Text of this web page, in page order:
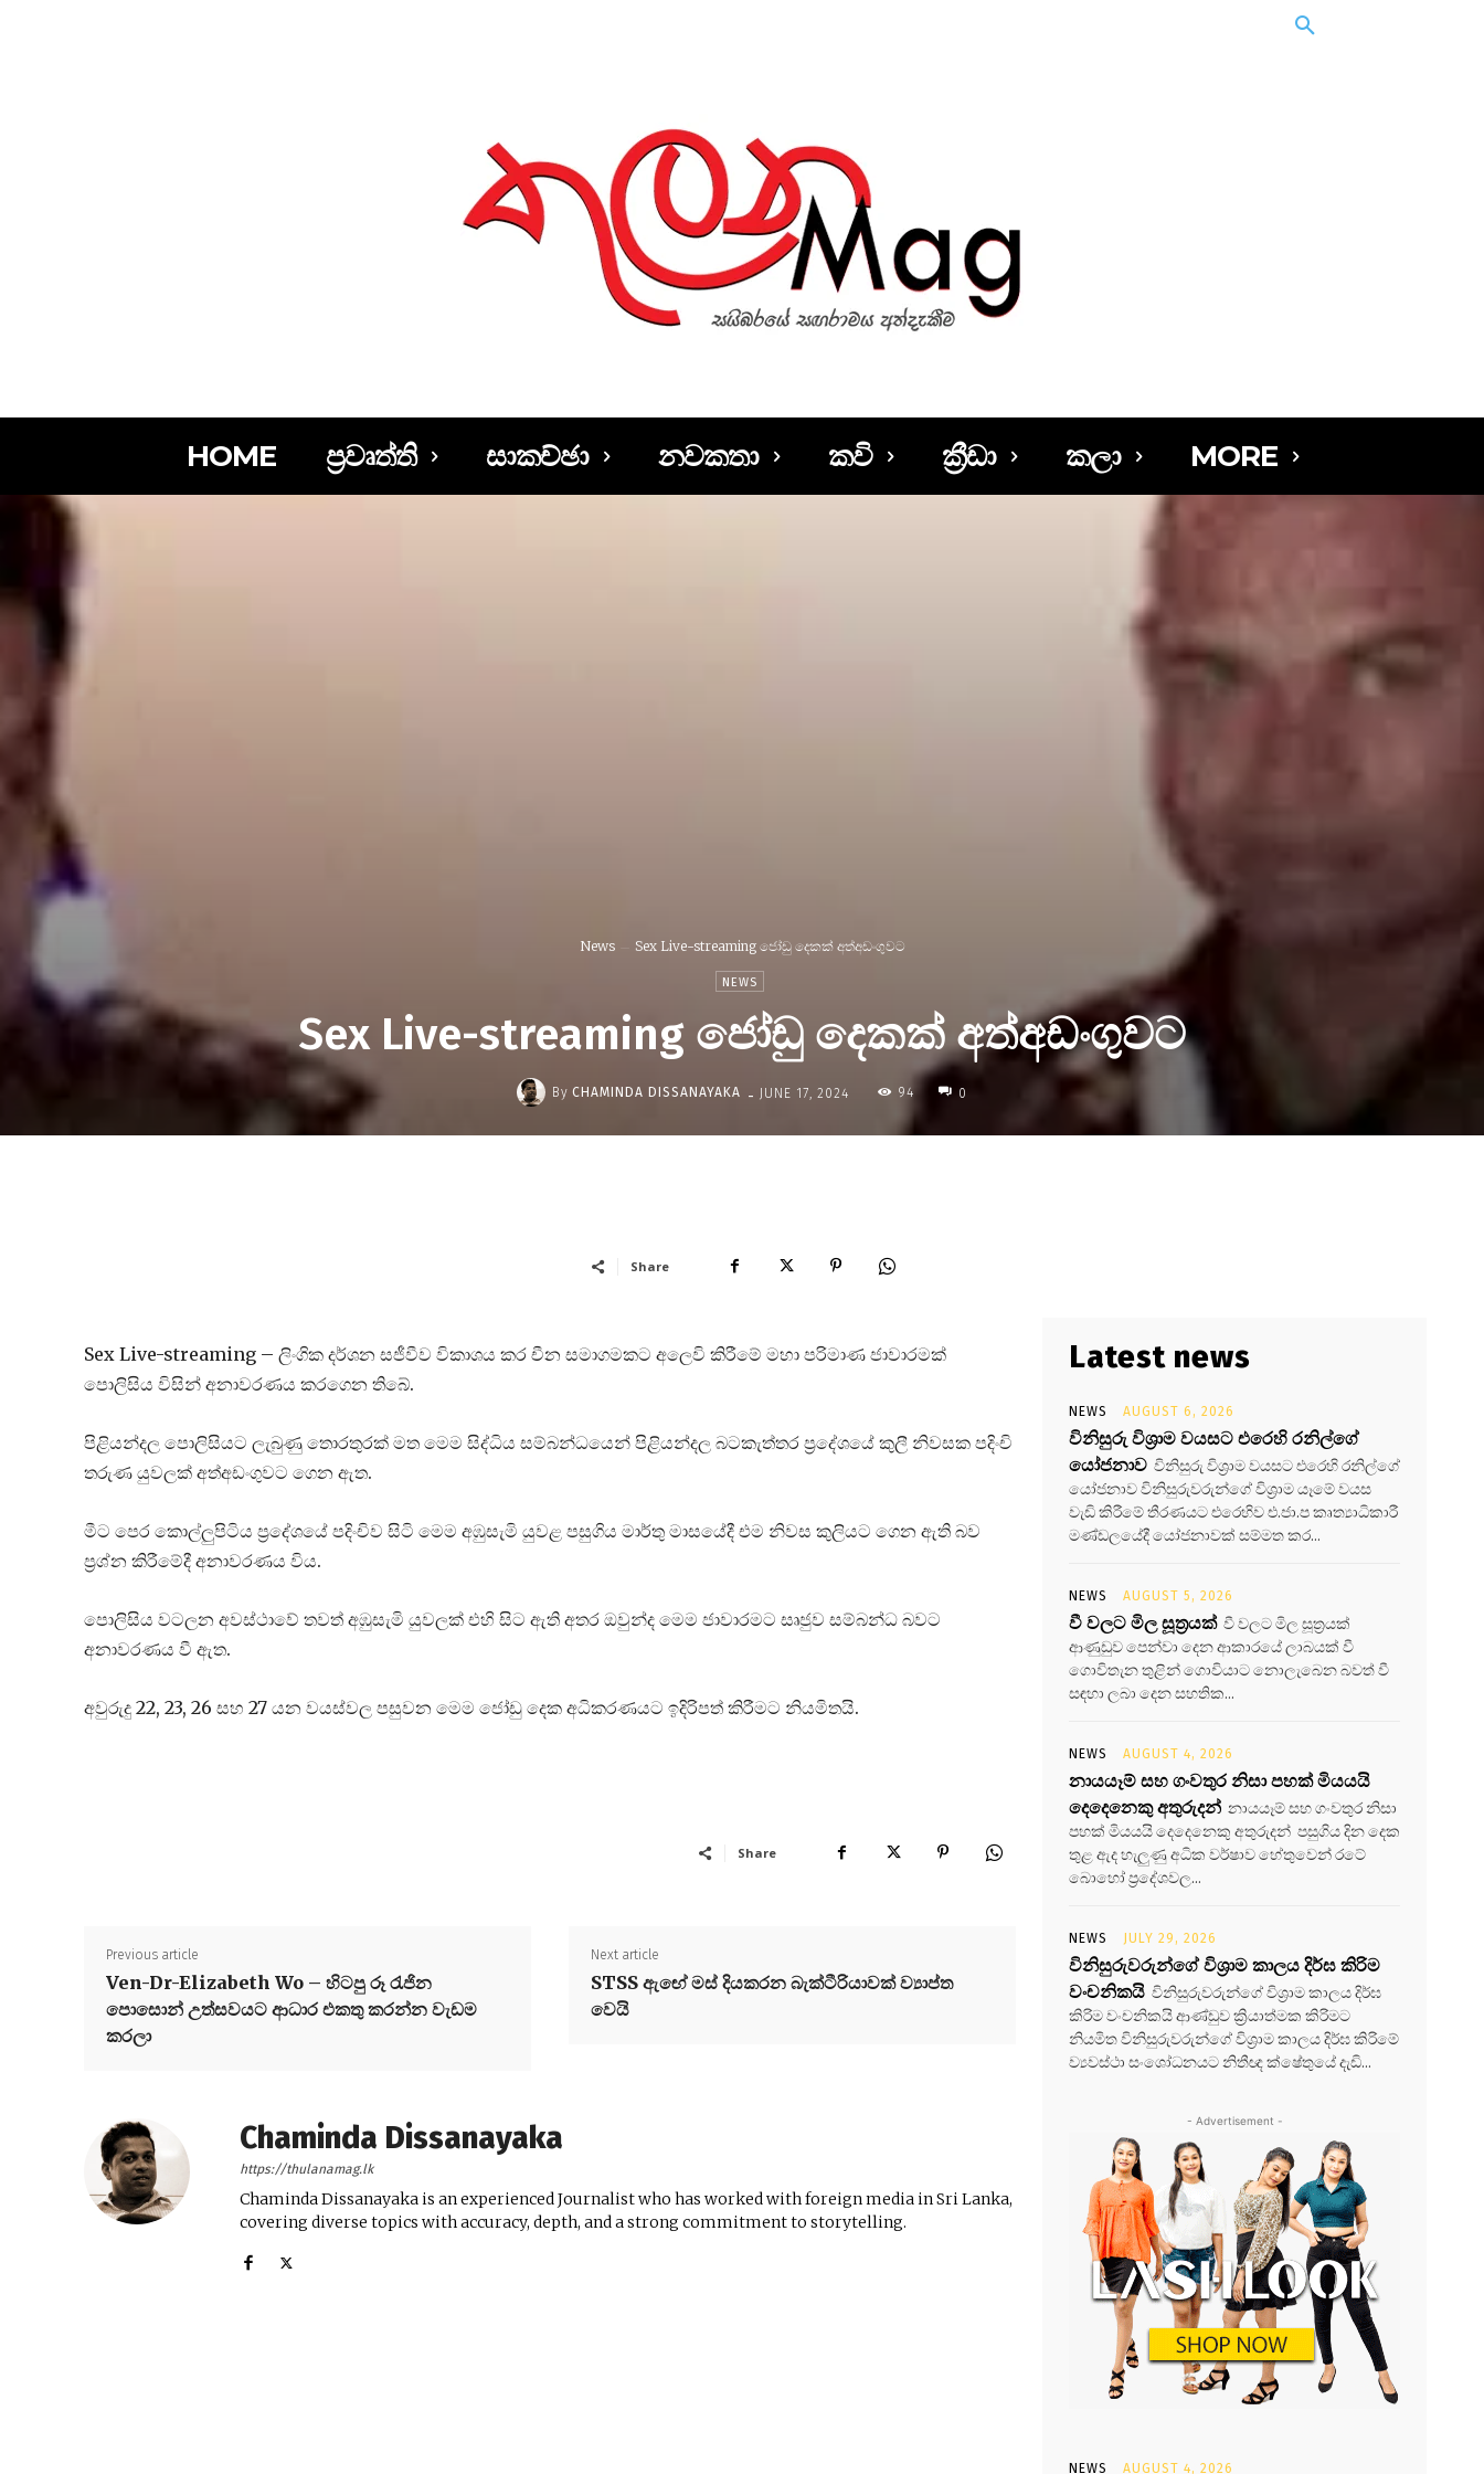
HOME ප්‍රවෘත්ති සාකච්ඡා නවකතා කවි ක්‍රීඩා කලා MORE
News Sex Live-streaming ජෝඩු දෙකක් අත්අඩංගුවට
NEWS
Sex Live-streaming ජෝඩු දෙකක් අත්අඩංගුවට
By CHAMINDA DISSANAYAKA - JUNE 17, 2024 94 0
Share
Sex Live-streaming – ලිංගික දර්ශන සජීවීව විකාශය කර චීන සමාගමකට අලෙවි කිරීමේ මහා පරිමාණ ජාවාරමක්
පොලිසිය විසින් අනාවරණය කරගෙන තිබේ.
පිළියන්දල පොලිසියට ලැබුණු තොරතුරක් මත මෙම සිද්ධිය සම්බන්ධයෙන් පිළියන්දල බටකැත්තර ප්‍රදේශයේ කුලී නිවසක පදිංචි
තරුණ යුවලක් අත්අඩංගුවට ගෙන ඇත.
මීට පෙර කොල්ලුපිටිය ප්‍රදේශයේ පදිංචිව සිටි මෙම අඹුසැමි යුවළ පසුගිය මාර්තු මාසයේදී එම නිවස කුලියට ගෙන ඇති බව
ප්‍රශ්න කිරීමේදී අනාවරණය විය.
පොලිසිය වටලන අවස්ථාවේ තවත් අඹුසැමි යුවලක් එහි සිට ඇති අතර ඔවුන්ද මෙම ජාවාරමට සෘජුව සම්බන්ධ බවට
අනාවරණය වී ඇත.
අවුරුදු 22, 23, 26 සහ 27 යන වයස්වල පසුවන මෙම ජෝඩු දෙක අධිකරණයට ඉදිරිපත් කිරීමට නියමිතයි.
Share
Previous article
Ven-Dr-Elizabeth Wo – හිටපු රූ රැජින
පොසොන් උත්සවයට ආධාර එකතු කරන්න වැඩම
කරලා
Next article
STSS ඇඟේ මස් දියකරන බැක්ටීරියාවක් ව්‍යාප්ත
වෙයි
Chaminda Dissanayaka
https://thulanamag.lk
Chaminda Dissanayaka is an experienced Journalist who has worked with foreign media in Sri Lanka,
covering diverse topics with accuracy, depth, and a strong commitment to storytelling.
Latest news
NEWS AUGUST 6, 2026
විනිසුරු විශ්‍රාම වයසට එරෙහි රනිල්ගේ
යෝජනාව විනිසුරු විශ්‍රාම වයසට එරෙහි රනිල්ගේ
යෝජනාව විනිසුරුවරුන්ගේ විශ්‍රාම යෑමේ වයස
වැඩි කිරීමේ තීරණයට එරෙහිව එ.ජා.ප කෘත්‍යාධිකාරී
මණ්ඩලයේදී යෝජනාවක් සම්මත කර...
NEWS AUGUST 5, 2026
වී වලට මිල සූත්‍රයක් වී වලට මිල සූත්‍රයක්
ආණුඩුව පෙන්වා දෙන ආකාරයේ ලාබයක් වී
ගොවිතැන තුළින් ගොවියාට නොලැබෙන බවත් වී
සඳහා ලබා දෙන සහතික...
NEWS AUGUST 4, 2026
නායයෑම් සහ ගංවතුර නිසා පහක් මියයයි
දෙදෙනෙකු අතුරුදන් නායයෑම් සහ ගංවතුර නිසා
පහක් මියයයි දෙදෙනෙකු අතුරුදන් පසුගිය දින දෙක
තුළ ඇද හැලුණු අධික වර්ෂාව හේතුවෙන් රටේ
බොහෝ ප්‍රදේශවල...
NEWS JULY 29, 2026
විනිසුරුවරුන්ගේ විශ්‍රාම කාලය දිර්ඝ කිරිම
වංචනිකයි විනිසුරුවරුන්ගේ විශ්‍රාම කාලය දිර්ඝ
කිරිම වංචනිකයි ආණ්ඩුව ක්‍රියාත්මක කිරිමට
නියමිත විනිසුරුවරුන්ගේ විශ්‍රාම කාලය දිර්ඝ කිරිමේ
ව්‍යවස්ථා සංශෝධනයට නිතීඥ ක්ෂේතුයේ දැඩි...
- Advertisement -
NEWS AUGUST 4, 2026